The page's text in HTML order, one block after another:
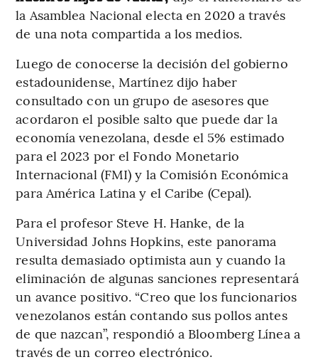
la Asamblea Nacional electa en 2020 a través
de una nota compartida a los medios.
Luego de conocerse la decisión del gobierno
estadounidense, Martínez dijo haber
consultado con un grupo de asesores que
acordaron el posible salto que puede dar la
economía venezolana, desde el 5% estimado
para el 2023 por el Fondo Monetario
Internacional (FMI) y la Comisión Económica
para América Latina y el Caribe (Cepal).
Para el profesor Steve H. Hanke, de la
Universidad Johns Hopkins, este panorama
resulta demasiado optimista aun y cuando la
eliminación de algunas sanciones representará
un avance positivo. “Creo que los funcionarios
venezolanos están contando sus pollos antes
de que nazcan”, respondió a Bloomberg Línea a
través de un correo electrónico.